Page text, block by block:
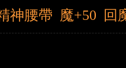
神腰帶 魔+50 回